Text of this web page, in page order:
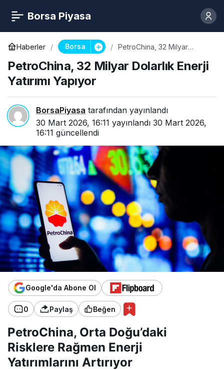
Borsa Piyasa
Haberler Borsa
PetroChina, 32 Milyar
Yapıyor
PetroChina, 32 Milyar Dolarlık Enerji
Yatırımı Yapıyor
BorsaPiyasa tarafından yayınlandı
30 Mart 2026, 16:11 yayınlandı 30 Mart 2026,
16:11 güncellendi
Google'da Abone Ol
0 Paylaş Beğen
PetroChina, Orta Doğu’daki
Risklere Rağmen Enerji
Yatırımlarını Artırıyor